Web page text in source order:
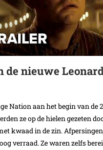
de nieuwe
Nation aan het begin van de
ze op de hielen gezeten
kwaad in de zin.
verraad. Ze waren zelfs